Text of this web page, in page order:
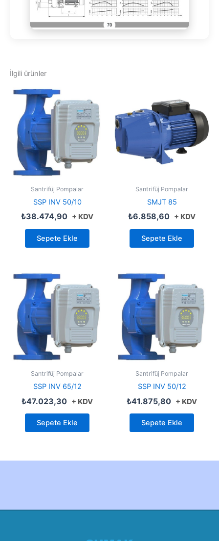
İlgili ürünler
Santrifüj Pompalar
SSP INV 50/10
₺38.474,90 + KDV
Sepete Ekle
Santrifüj Pompalar
SMJT 85
₺6.858,60 + KDV
Sepete Ekle
Santrifüj Pompalar
SSP INV 65/12
₺47.023,30 + KDV
Sepete Ekle
Santrifüj Pompalar
SSP INV 50/12
₺41.875,80 + KDV
Sepete Ekle